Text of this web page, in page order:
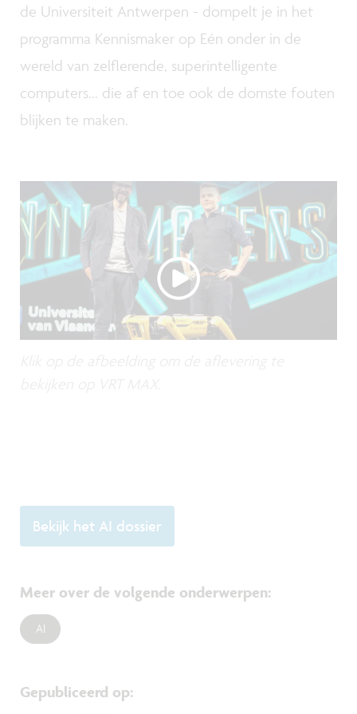
de Universiteit Antwerpen - dompelt je in het
programma Kennismaker op Eén onder in de
wereld van zelflerende, superintelligente
computers... die af en toe ook de domste fouten
blijken te maken.
Bekijk het AI dossier
Meer over de volgende onderwerpen:
AI
Gepubliceerd op: